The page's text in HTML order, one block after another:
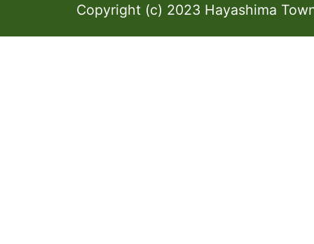
Copyright (c) 2023 Hayashima